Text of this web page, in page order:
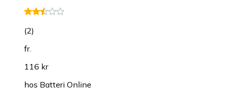
(2)
fr.
116 kr
hos Batteri Online